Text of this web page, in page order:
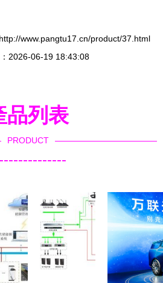
www.pangtu17.cn/product/37.html
2026-06-19 18:43:08
品列表
PRODUCT